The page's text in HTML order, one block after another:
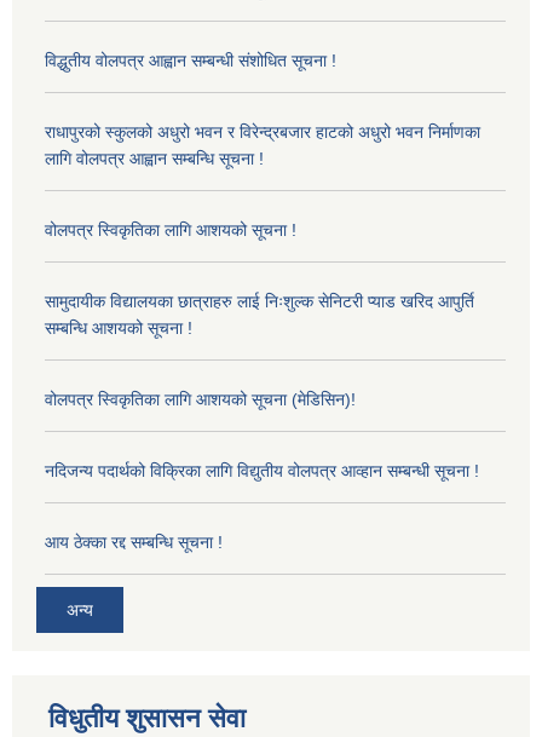
विद्धुतीय वोलपत्र आह्वान सम्बन्धी संशोधित सूचना !
राधापुरको स्कुलको अधुरो भवन र विरेन्द्रबजार हाटको अधुरो भवन निर्माणका
लागि वोलपत्र आह्वान सम्बन्धि सूचना !
वोलपत्र स्विकृतिका लागि आशयको सूचना !
सामुदायीक विद्यालयका छात्राहरु लाई निःशुल्क सेनिटरी प्याड खरिद आपुर्ति
सम्बन्धि आशयको सूचना !
वोलपत्र स्विकृतिका लागि आशयको सूचना (मेडिसिन)!
नदिजन्य पदार्थको विक्रिका लागि विद्युतीय वोलपत्र आव्हान सम्बन्धी सूचना !
आय ठेक्का रद्द सम्बन्धि सूचना !
अन्य
विधुतीय शुसासन सेवा